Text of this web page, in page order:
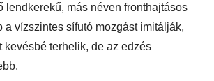
lendkerekű, más néven fronthajtásos
a vízszintes sífutó mozgást imitálják,
kevésbé terhelik, de az edzés